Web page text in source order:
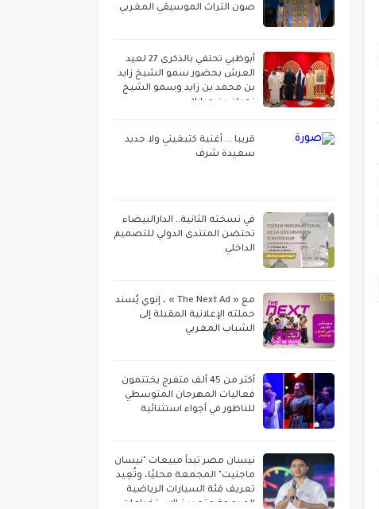
صون التراث الموسيقي المغربي
أبوظبي تحتفي بالذكرى 27 لعيد
العرش بحضور سمو الشيخ زايد
بن محمد بن زايد وسمو الشيخ
نهيان بن مبارك
قريبا ... أغنية كتبغيني ولا جديد
سعيدة شرف
في نسخته الثانية.. الدارالبيضاء
تحتضن المنتدى الدولي للتصميم
الداخلي
مع « The Next Ad » ، إنوي يُسند
حملته الإعلانية المقبلة إلى
الشباب المغربي
أكثر من 45 ألف متفرج يختتمون
فعاليات المهرجان المتوسطي
للناظور في أجواء استثنائية
نيسان مصر تبدأ مبيعات "نيسان
ماجنيت" المجمعة محليًا، وتُعِيد
تعريف فئة السيارات الرياضية
المدمجة متعددة الاستخدامات